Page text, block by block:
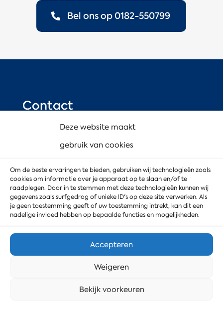
Deze website maakt
gebruik van cookies
Om de beste ervaringen te bieden, gebruiken wij technologieën zoals
cookies om informatie over je apparaat op te slaan en/of te
raadplegen. Door in te stemmen met deze technologieën kunnen wij
gegevens zoals surfgedrag of unieke ID's op deze site verwerken. Als
je geen toestemming geeft of uw toestemming intrekt, kan dit een
nadelige invloed hebben op bepaalde functies en mogelijkheden.
Accepteren
Weigeren
Bekijk voorkeuren
Bel ons op 0182-550799
Contact
Zuidbaan 505
(industrieterrein Gouwe Park)
Ga naar Google Maps
info@mdservice.nl
Stuur ons een bericht